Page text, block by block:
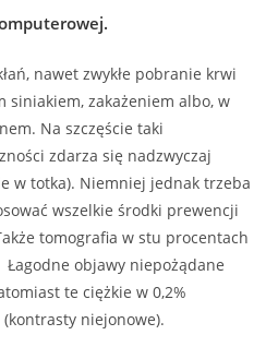
nawet zwykłe pobranie krwi
siniakiem, zakażeniem albo, w
Na szczęście taki
zdarza się nadzwyczaj
w totka). Niemniej jednak trzeba
wszelkie środki prewencji
tomografia w stu procentach
objawy niepożądane
te ciężkie w 0,2%
niejonowe).